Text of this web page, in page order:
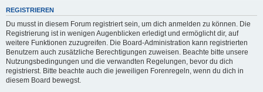
REGISTRIEREN
Du musst in diesem Forum registriert sein, um dich anmelden zu können. Die
Registrierung ist in wenigen Augenblicken erledigt und ermöglicht dir, auf
weitere Funktionen zuzugreifen. Die Board-Administration kann registrierten
Benutzern auch zusätzliche Berechtigungen zuweisen. Beachte bitte unsere
Nutzungsbedingungen und die verwandten Regelungen, bevor du dich
registrierst. Bitte beachte auch die jeweiligen Forenregeln, wenn du dich in
diesem Board bewegst.